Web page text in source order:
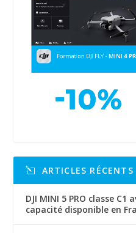
ARTICLES RÉCENTS
DJI MINI 5 PRO classe
capacité disponible en